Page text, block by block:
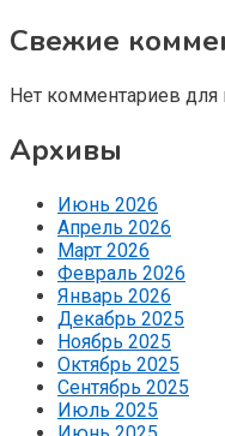
Свежие
Нет комментариев для
Архивы
Июнь 2026
Апрель 2026
Март 2026
Февраль 2026
Январь 2026
Декабрь 2025
Ноябрь 2025
Октябрь 2025
Сентябрь 2025
Июль 2025